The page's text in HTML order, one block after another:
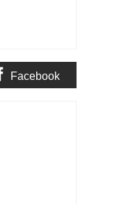
Facebook